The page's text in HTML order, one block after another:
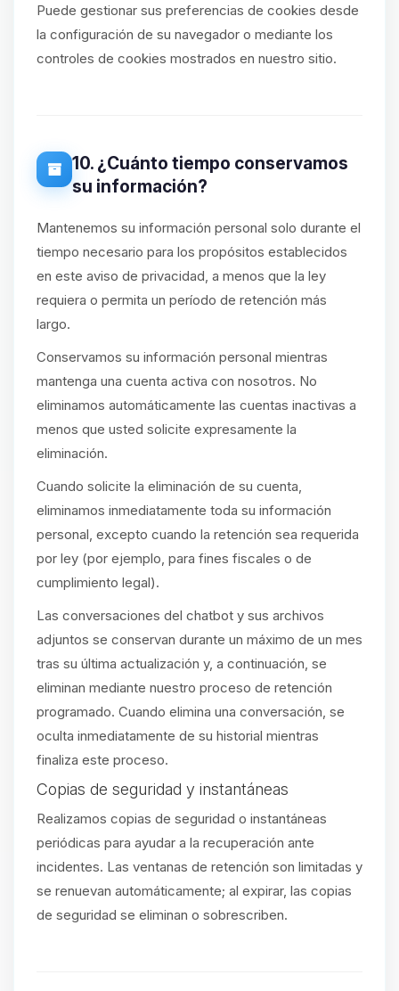
Puede gestionar sus preferencias de cookies desde
la configuración de su navegador o mediante los
controles de cookies mostrados en nuestro sitio.
10. ¿Cuánto tiempo conservamos
su información?
Mantenemos su información personal solo durante el
tiempo necesario para los propósitos establecidos
en este aviso de privacidad, a menos que la ley
requiera o permita un período de retención más
largo.
Conservamos su información personal mientras
mantenga una cuenta activa con nosotros. No
eliminamos automáticamente las cuentas inactivas a
menos que usted solicite expresamente la
eliminación.
Cuando solicite la eliminación de su cuenta,
eliminamos inmediatamente toda su información
personal, excepto cuando la retención sea requerida
por ley (por ejemplo, para fines fiscales o de
cumplimiento legal).
Las conversaciones del chatbot y sus archivos
adjuntos se conservan durante un máximo de un mes
tras su última actualización y, a continuación, se
eliminan mediante nuestro proceso de retención
programado. Cuando elimina una conversación, se
oculta inmediatamente de su historial mientras
finaliza este proceso.
Copias de seguridad y instantáneas
Realizamos copias de seguridad o instantáneas
periódicas para ayudar a la recuperación ante
incidentes. Las ventanas de retención son limitadas y
se renuevan automáticamente; al expirar, las copias
de seguridad se eliminan o sobrescriben.